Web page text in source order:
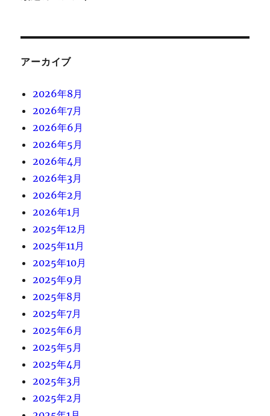
アーカイブ
2026年8月
2026年7月
2026年6月
2026年5月
2026年4月
2026年3月
2026年2月
2026年1月
2025年12月
2025年11月
2025年10月
2025年9月
2025年8月
2025年7月
2025年6月
2025年5月
2025年4月
2025年3月
2025年2月